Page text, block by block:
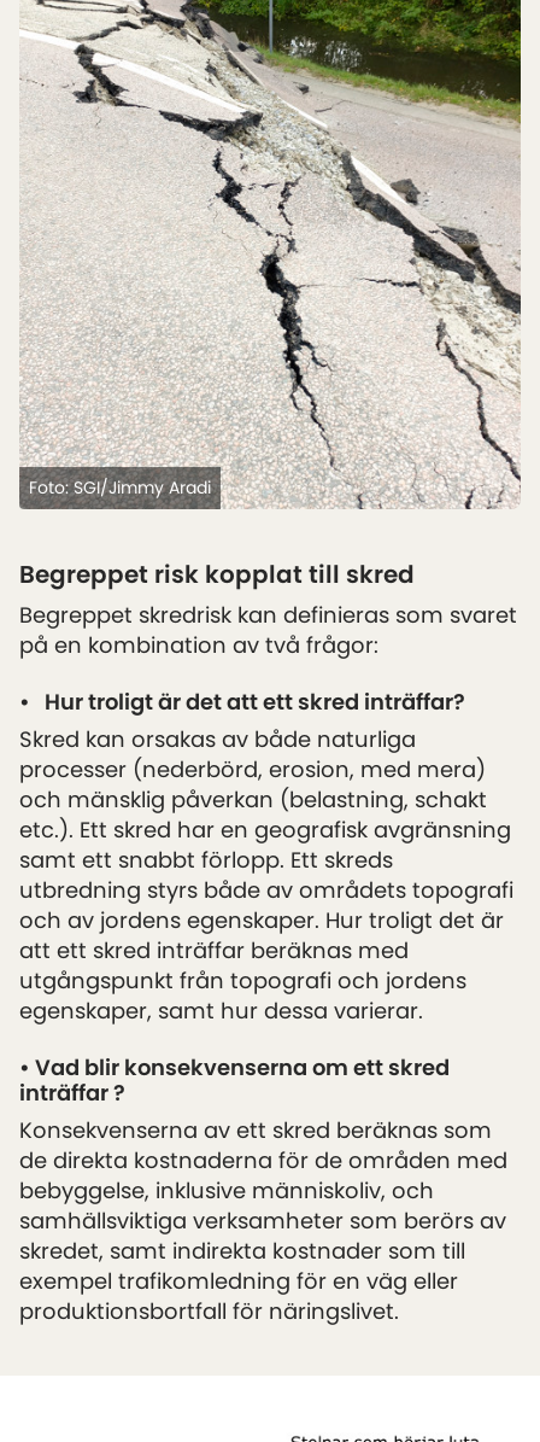
Foto: SGI/Jimmy Aradi
Begreppet risk kopplat till skred
Begreppet skredrisk kan definieras som svaret
på en kombination av två frågor:
• Hur troligt är det att ett skred inträffar?
Skred kan orsakas av både naturliga
processer (nederbörd, erosion, med mera)
och mänsklig påverkan (belastning, schakt
etc.). Ett skred har en geografisk avgränsning
samt ett snabbt förlopp. Ett skreds
utbredning styrs både av områdets topografi
och av jordens egenskaper. Hur troligt det är
att ett skred inträffar beräknas med
utgångspunkt från topografi och jordens
egenskaper, samt hur dessa varierar.
• Vad blir konsekvenserna om ett skred
inträffar ?
Konsekvenserna av ett skred beräknas som
de direkta kostnaderna för de områden med
bebyggelse, inklusive människoliv, och
samhällsviktiga verksamheter som berörs av
skredet, samt indirekta kostnader som till
exempel trafikomledning för en väg eller
produktionsbortfall för näringslivet.